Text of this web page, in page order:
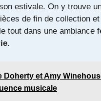
estivale. On y trouve
de fin de collection
tout dans une ambiance
.
Doherty et Amy
musicale